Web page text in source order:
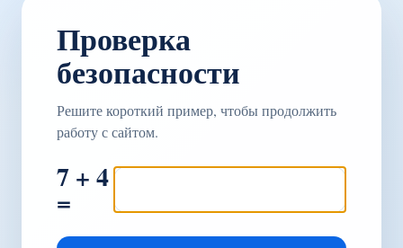
Проверка
безопасности
Решите короткий пример, чтобы продолжить
работу с сайтом.
7 + 4
=